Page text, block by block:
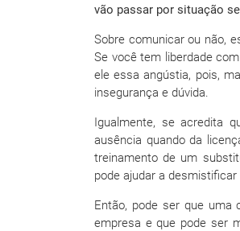
vão passar por situação
Sobre comunicar ou não,
Se você tem liberdade
ele essa angústia, pois,
insegurança e dúvida.
Igualmente, se acredita
ausência quando da
treinamento de um
pode ajudar a
Então, pode ser que
empresa e que pode ser